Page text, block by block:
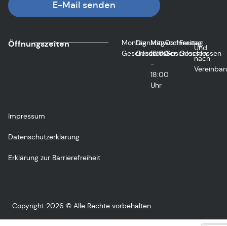
E-Mail senden
Öffnungszeiten
Montag
Geschlossen
Dienstag
Geschlossen
Mittwoch
16:00
-
18:00
Uhr
Donnerstag
Geschlossen
Freitag
Geschlossen
Und
nach
Impressum
Datenschutzerklärung
Erklärung zur Barrierefreiheit
Copyright 2026 © Alle Rechte vorbehalten.